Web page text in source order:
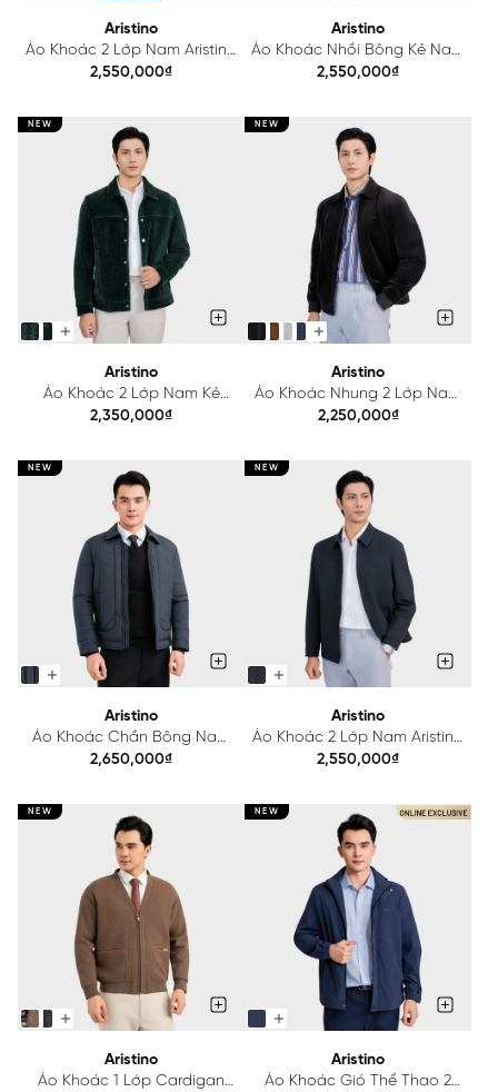
Aristino
Áo Khoác 2 Lớp Nam Aristino
Regular Fit AJK012BS0
2,550,000₫
Aristino
Áo Khoác Nhồi Bông Kẻ Nam
Aristino AJK010BS0
2,550,000₫
NEW
Aristino
Áo Khoác 2 Lớp Nam Kẻ
Aristino Regular Fi AJK027BS0
2,350,000₫
NEW
Aristino
Áo Khoác Nhung 2 Lớp Nam
Aristino Regular Fit
2,250,000₫
NEW
Aristino
Áo Khoác Chần Bông Nam
Kẻ Aristino Regular Fit
2,650,000₫
NEW
Aristino
Áo Khoác 2 Lớp Nam Aristino
Regular Fit AJK032BS0
2,550,000₫
NEW
Aristino
Áo Khoác 1 Lớp Cardigan
NEW
Aristino
Áo Khoác Gió Thể Thao 2